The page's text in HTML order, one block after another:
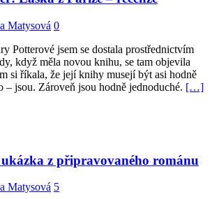
Matysová 0
Potterové jsem se dostala prostřednictvím
když měla novou knihu, se tam objevila
si říkala, že její knihy musejí být asi hodně
– jsou. Zároveň jsou hodně jednoduché. […]
z připravovaného románu
Matysová 5